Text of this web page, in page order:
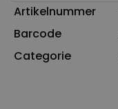
Artikelnummer
Barcode
Categorie